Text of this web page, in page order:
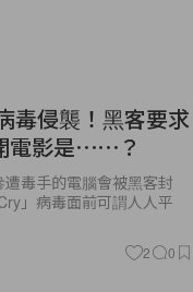
毒侵襲！黑客要求
電影是⋯⋯？
遭毒手的電腦會被黑客封
」病毒面前可謂人人平
2 0